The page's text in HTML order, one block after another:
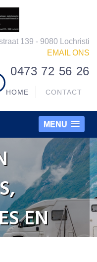
139 - 9080 Lochristi
EMAIL ONS
0473 72 56 26
HOME CONTACT
MENU
EN